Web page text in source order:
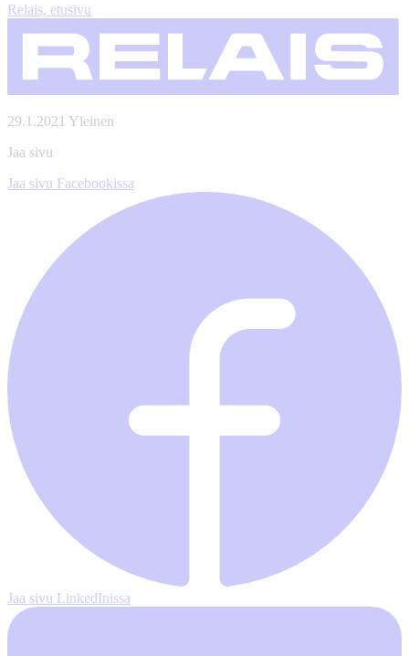
Relais, etusivu
29.1.2021 Yleinen
Jaa sivu
Jaa sivu Facebookissa
Jaa sivu LinkedInissa